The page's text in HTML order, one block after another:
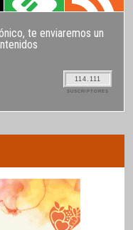
te enviaremos un
114.111
SUSCRIPTORES